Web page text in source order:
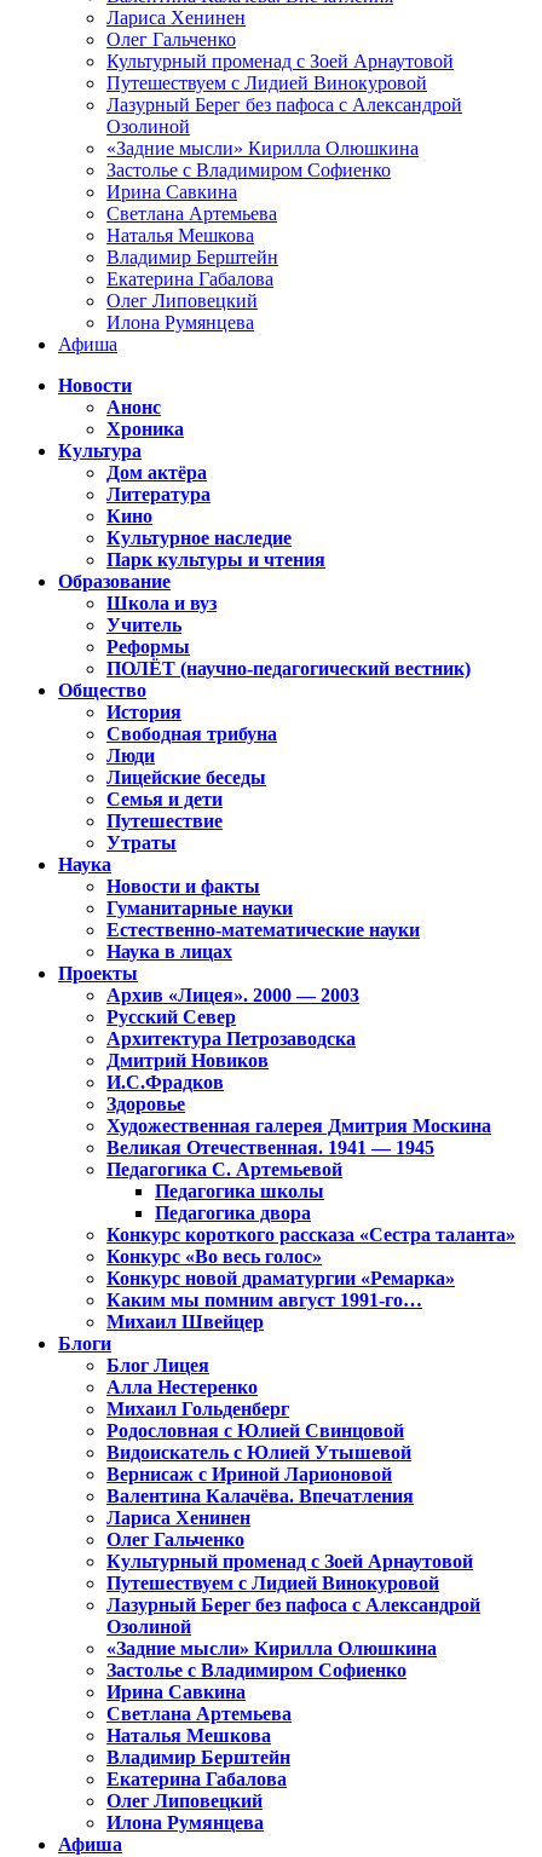
Лариса Хенинен
Олег Гальченко
Культурный променад с Зоей Арнаутовой
Путешествуем с Лидией Винокуровой
Лазурный Берег без пафоса с Александрой
Озолиной
«Задние мысли» Кирилла Олюшкина
Застолье с Владимиром Софиенко
Ирина Савкина
Светлана Артемьева
Наталья Мешкова
Владимир Берштейн
Екатерина Габалова
Олег Липовецкий
Илона Румянцева
Афиша
Новости
Анонс
Хроника
Культура
Дом актёра
Литература
Кино
Культурное наследие
Парк культуры и чтения
Образование
Школа и вуз
Учитель
Реформы
ПОЛЁТ (научно-педагогический вестник)
Общество
История
Свободная трибуна
Люди
Лицейские беседы
Семья и дети
Путешествие
Утраты
Наука
Новости и факты
Гуманитарные науки
Естественно-математические науки
Наука в лицах
Проекты
Архив «Лицея». 2000 — 2003
Русский Север
Архитектура Петрозаводска
Дмитрий Новиков
И.С.Фрадков
Здоровье
Художественная галерея Дмитрия Москина
Великая Отечественная. 1941 — 1945
Педагогика С. Артемьевой
Педагогика школы
Педагогика двора
Конкурс короткого рассказа «Сестра таланта»
Конкурс «Во весь голос»
Конкурс новой драматургии «Ремарка»
Каким мы помним август 1991-го…
Михаил Швейцер
Блоги
Блог Лицея
Алла Нестеренко
Михаил Гольденберг
Родословная с Юлией Свинцовой
Видоискатель с Юлией Утышевой
Вернисаж с Ириной Ларионовой
Валентина Калачёва. Впечатления
Лариса Хенинен
Олег Гальченко
Культурный променад с Зоей Арнаутовой
Путешествуем с Лидией Винокуровой
Лазурный Берег без пафоса с Александрой
Озолиной
«Задние мысли» Кирилла Олюшкина
Застолье с Владимиром Софиенко
Ирина Савкина
Светлана Артемьева
Наталья Мешкова
Владимир Берштейн
Екатерина Габалова
Олег Липовецкий
Илона Румянцева
Афиша